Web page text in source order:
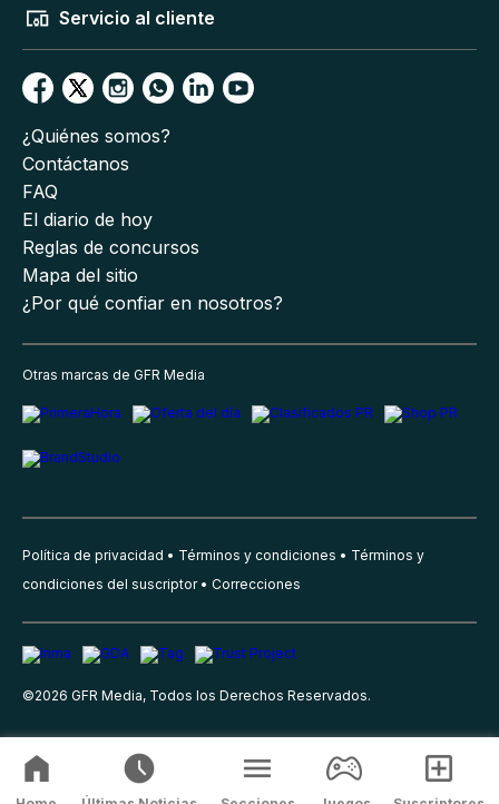
Servicio al cliente
¿Quiénes somos?
Contáctanos
FAQ
El diario de hoy
Reglas de concursos
Mapa del sitio
¿Por qué confiar en nosotros?
Otras marcas de GFR Media
Política de privacidad Términos y condiciones
Términos y
condiciones del suscriptor
Correcciones
©2026 GFR Media, Todos los Derechos Reservados.